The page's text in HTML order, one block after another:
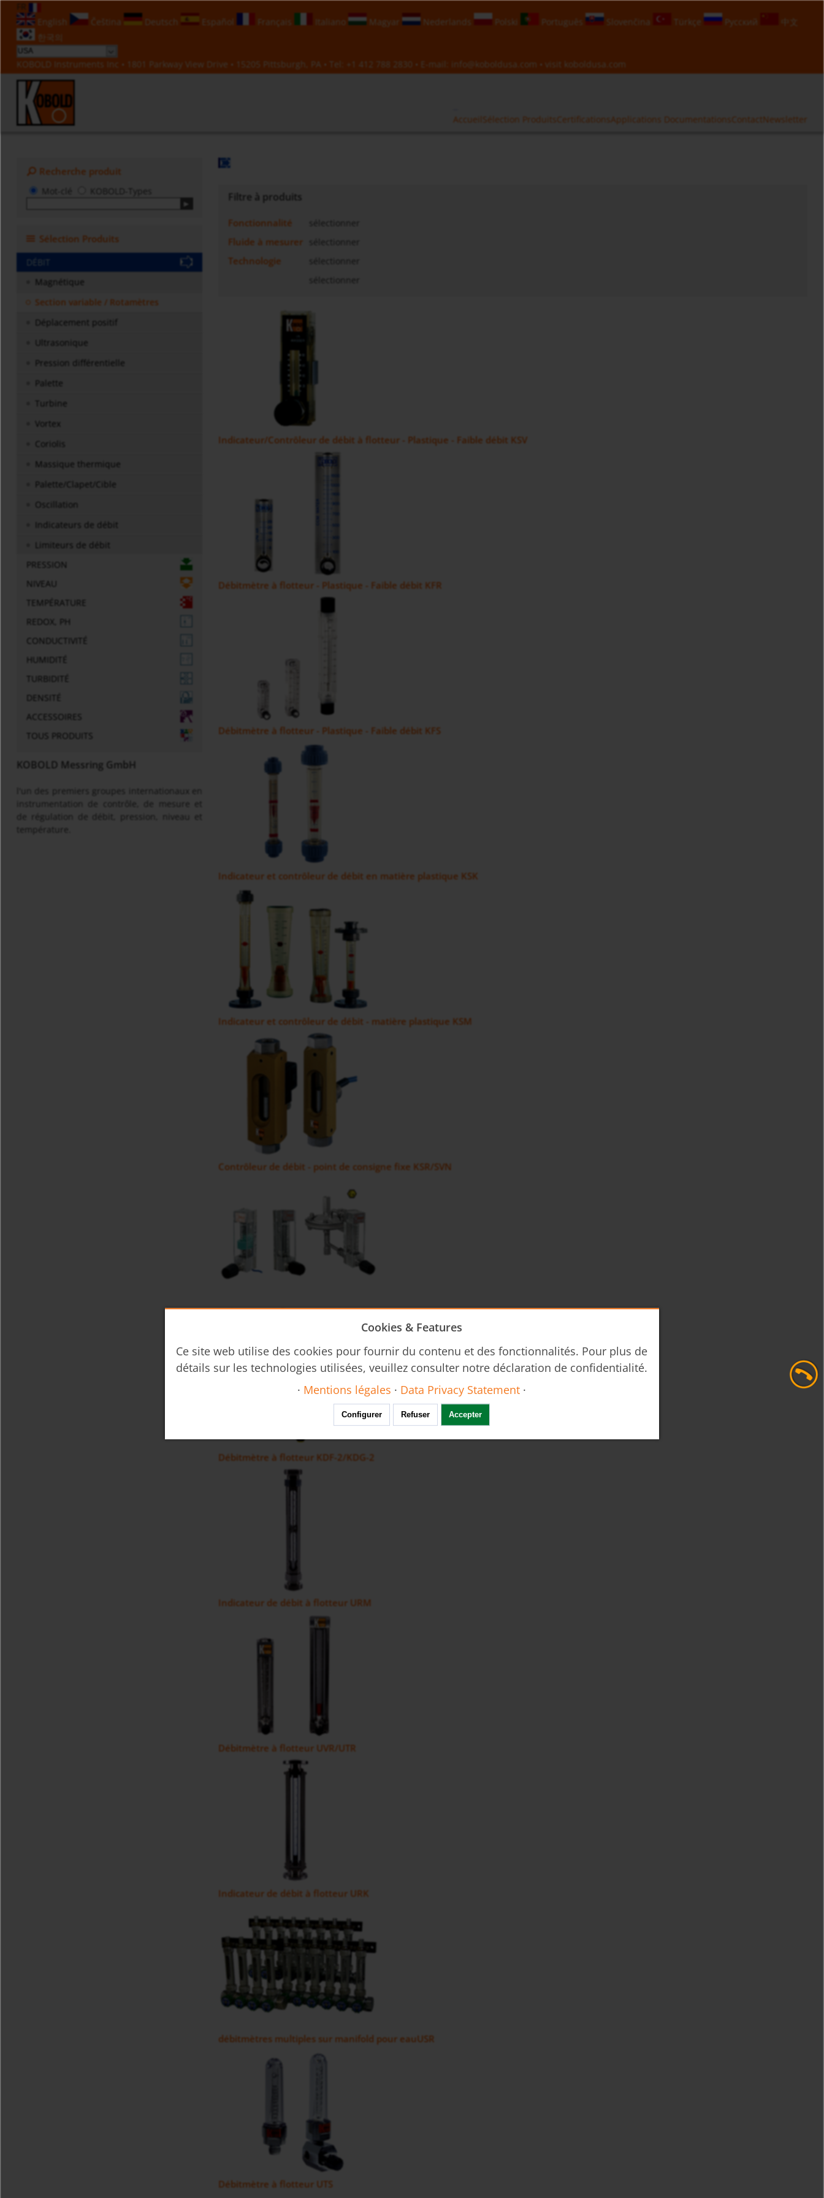
English
Čeština Deutsch Español Français Italiano Magyar Nederlands Polski Português Slovenčina Türkçe Русский
中文
한국의
KOBOLD Instruments Inc • 1801 Parkway View Drive • 15205 Pittsburgh, PA • Tel: +1 412 788 2830 • E-mail: info@koboldusa.com • visit koboldusa.com
Accueil Sélection Produits CertificationsApplications Documentations ContactNewsletter
Recherche produit
Mot-clé KOBOLD-Types
Sélection Produits
DÉBIT
Magnétique
Section variable / Rotamètres
Déplacement positif
Ultrasonique
Pression différentielle
Palette
Turbine
Vortex
Coriolis
Massique thermique
Palette/Clapet/Cible
Oscillation
Indicateurs de débit
Limiteurs de débit
PRESSION
NIVEAU
TEMPÉRATURE
REDOX, PH
CONDUCTIVITÉ
HUMIDITÉ
TURBIDITÉ
DENSITÉ
ACCESSOIRES
TOUS PRODUITS
KOBOLD Messring GmbH
l'un des premiers groupes internationaux en
de régulation de débit, pression, niveau et
Filtre à produits
Fonctionnalité
Fluide à mesurer
Technologie
Indicateur/Contrôleur de débit à flotteur - Plastique - Faible débit KSV
Débitmètre à flotteur - Plastique - Faible débit KFR
Débitmètre à flotteur - Plastique - Faible débit KFS
Indicateur et contrôleur de débit en matière plastique KSK
Indicateur et contrôleur de débit - matière plastique KSM
Contrôleur de débit - point de consigne fixe KSR/SVN
Débitmètre à flotteur KDF-9/KDG-9
Débitmètre à flotteur KDF-2/KDG-2
Indicateur de débit à flotteur URM
Débitmètre à flotteur UVR/UTR
Indicateur de débit à flotteur URK
débitmètres multiples sur manifold pour eauUSR
Débitmètre à flotteur UTS
Cookies & Features
Ce site web utilise des cookies pour fournir du contenu et des fonctionnalités. Pour plus de
détails sur les technologies utilisées, veuillez consulter notre déclaration de confidentialité.
· Mentions légales · Data Privacy Statement ·
Configurer Refuser Accepter